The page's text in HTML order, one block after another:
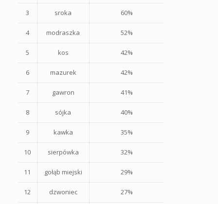
3 sroka 60%
4 modraszka 52%
5 kos 42%
6 mazurek 42%
7 gawron 41%
8 sójka 40%
9 kawka 35%
10 sierpówka 32%
11 gołąb miejski 29%
12 dzwoniec 27%